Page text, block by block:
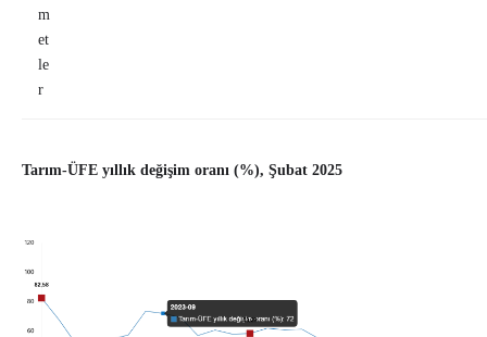
m
et
le
r
Tarım-ÜFE yıllık değişim oranı (%), Şubat 2025